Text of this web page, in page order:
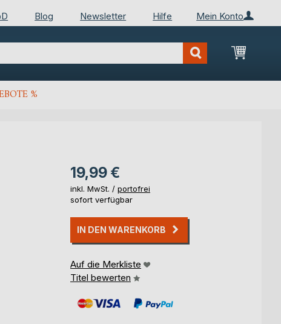
Mein Konto
Blog Newsletter Hilfe
Mein
%
19,99 €
inkl. MwSt. / portofrei
sofort verfügbar
IN DEN WARENKORB
Auf die Merkliste
Titel bewerten